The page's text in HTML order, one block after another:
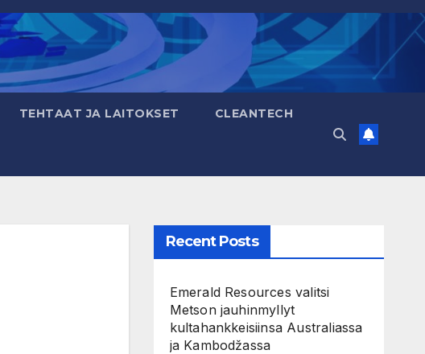
TEHTAAT JA LAITOKSET CLEANTECH
Recent Posts
Emerald Resources valitsi
Metson jauhinmyllyt
kultahankkeisiinsa Australiassa
ja Kambodžassa